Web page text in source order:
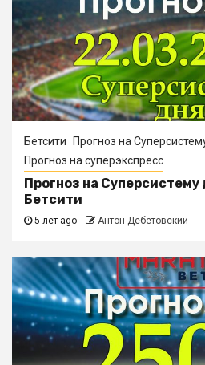
Бетсити
Прогноз на
Прогноз на суперэкспресс
Прогноз на
Бетсити
5 лет ago Антон Дебетовский